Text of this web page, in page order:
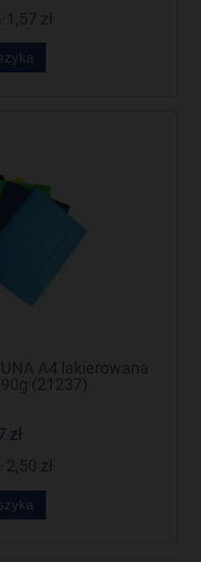
A4 lakierowana
(21237)
zł